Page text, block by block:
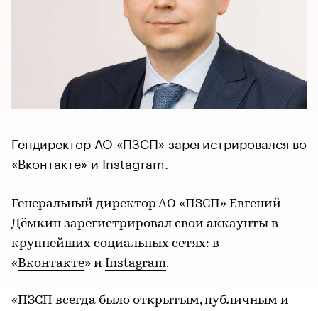
Гендиректор АО «ПЗСП» зарегистрировался во
«Вконтакте» и Instagram.
Генеральный директор АО «ПЗСП» Евгений
Дёмкин зарегистрировал свои аккаунты в
крупнейших социальных сетях: в
«Вконтакте» и Instagram.
«ПЗСП всегда было открытым, публичным и